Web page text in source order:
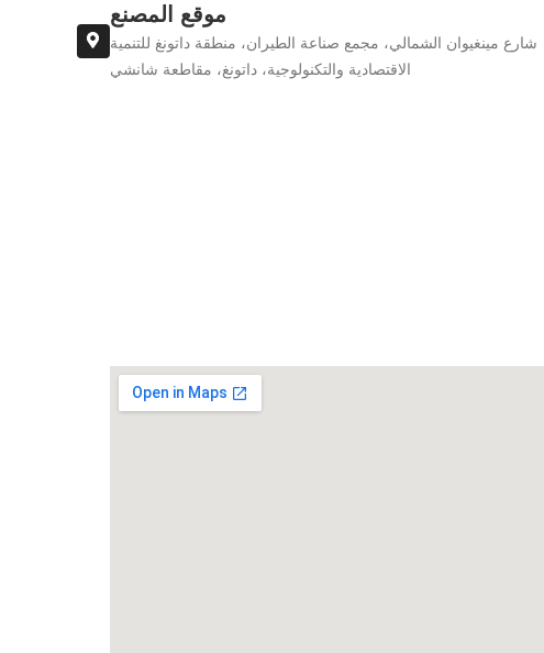
موقع المصنع
شارع مينغيوان الشمالي، مجمع صناعة الطيران، منطقة داتونغ للتنمية
الاقتصادية والتكنولوجية، داتونغ، مقاطعة شانشي